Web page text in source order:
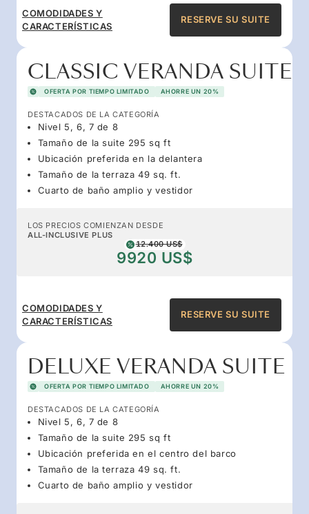
COMODIDADES Y
CARACTERÍSTICAS
RESERVE SU SUITE
CLASSIC VERANDA SUITE
OFERTA POR TIEMPO LIMITADO AHORRE UN 20%
DESTACADOS DE LA CATEGORÍA
Nivel 5, 6, 7 de 8
Tamaño de la suite 295 sq ft
Ubicación preferida en la delantera
Tamaño de la terraza 49 sq. ft.
Cuarto de baño amplio y vestidor
LOS PRECIOS COMIENZAN DESDE
ALL-INCLUSIVE PLUS
12.400 US$
9920 US$
COMODIDADES Y
CARACTERÍSTICAS
RESERVE SU SUITE
DELUXE VERANDA SUITE
OFERTA POR TIEMPO LIMITADO AHORRE UN 20%
DESTACADOS DE LA CATEGORÍA
Nivel 5, 6, 7 de 8
Tamaño de la suite 295 sq ft
Ubicación preferida en el centro del barco
Tamaño de la terraza 49 sq. ft.
Cuarto de baño amplio y vestidor